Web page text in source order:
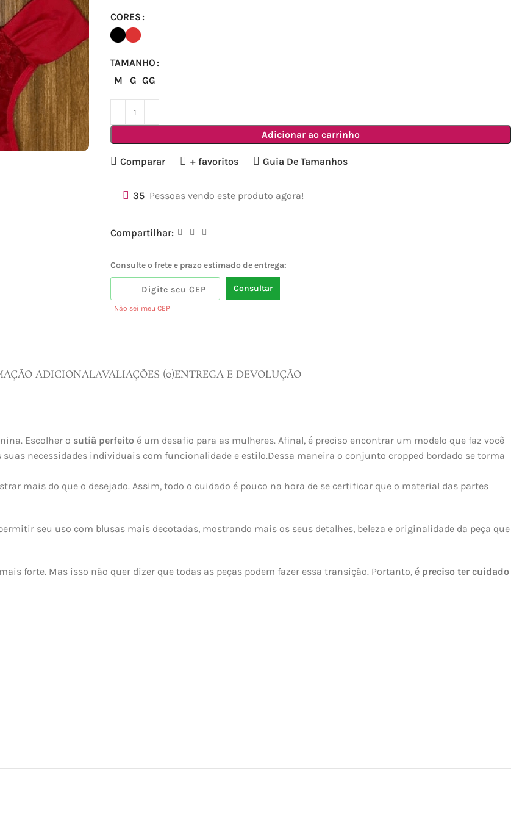
CORES
TAMANHO
M
G GG
Adicionar ao carrinho
Comparar + favoritos Guia De Tamanhos
35 Pessoas vendo este produto agora!
Compartilhar:
Consulte o frete e prazo estimado de entrega:
Consultar
Não sei meu CEP
ADICIONALAVALIAÇÕES (0)ENTREGA E DEVOLUÇÃO
Escolher o sutiã perfeito é um desafio para as mulheres. Afinal, é preciso encontrar um modelo que faz você
necessidades individuais com funcionalidade e estilo.Dessa maneira o conjunto cropped bordado se torma
mais do que o desejado. Assim, todo o cuidado é pouco na hora de se certificar que o material das partes
seu uso com blusas mais decotadas, mostrando mais os seus detalhes, beleza e originalidade da peça que
forte. Mas isso não quer dizer que todas as peças podem fazer essa transição. Portanto, é preciso ter cuidado